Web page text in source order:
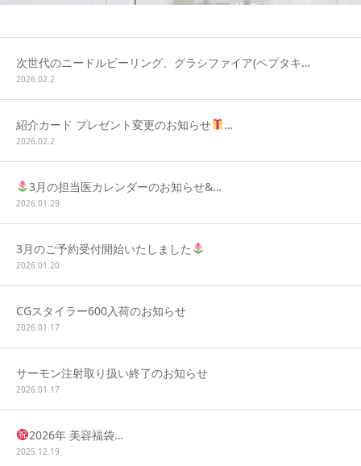
次世代のニードルピーリング、グラシファイア(ペプタキ…
2026.02.2
紹介カード プレゼント変更のお知らせ …
2026.02.2
3月の担当医カレンダーのお知らせ&…
2026.01.29
3月のご予約受付開始いたしました
2026.01.20
CGスタイラー600入荷のお知らせ
2026.01.17
サーモン注射取り扱い終了のお知らせ
2026.01.17
2026年 美容福袋…
2025.12.19
LINE予約
WEB予約
ONLINE SHOP